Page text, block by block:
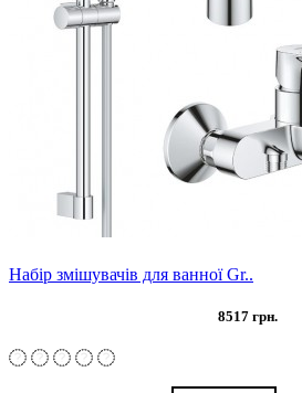
Набір змішувачів для ванної Gr..
8517 грн.